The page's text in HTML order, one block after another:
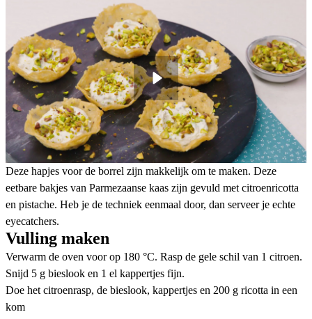
Deze hapjes voor de borrel zijn makkelijk om te maken. Deze
eetbare bakjes van Parmezaanse kaas zijn gevuld met citroenricotta
en pistache. Heb je de techniek eenmaal door, dan serveer je echte
eyecatchers.
Vulling maken
Verwarm de oven voor op 180 °C. Rasp de gele schil van 1 citroen.
Snijd 5 g bieslook en 1 el kappertjes fijn.
Doe het citroenrasp, de bieslook, kappertjes en 200 g ricotta in een
kom